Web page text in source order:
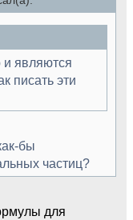
и являются
писать эти
бы
частиц?
для